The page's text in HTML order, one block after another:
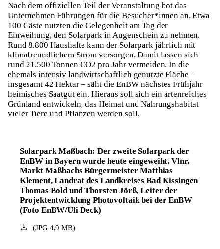
Nach dem offiziellen Teil der Veranstaltung bot das
Unternehmen Führungen für die Besucher*innen an. Etwa
100 Gäste nutzten die Gelegenheit am Tag der
Einweihung, den Solarpark in Augenschein zu nehmen.
Rund 8.800 Haushalte kann der Solarpark jährlich mit
klimafreundlichem Strom versorgen. Damit lassen sich
rund 21.500 Tonnen CO2 pro Jahr vermeiden. In die
ehemals intensiv landwirtschaftlich genutzte Fläche –
insgesamt 42 Hektar – säht die EnBW nächstes Frühjahr
heimisches Saatgut ein. Hieraus soll sich ein artenreiches
Grünland entwickeln, das Heimat und Nahrungshabitat
vieler Tiere und Pflanzen werden soll.
Solarpark Maßbach: Der zweite Solarpark der
EnBW in Bayern wurde heute eingeweiht. Vlnr.
Markt Maßbachs Bürgermeister Matthias
Klement, Landrat des Landkreises Bad Kissingen
Thomas Bold und Thorsten Jörß, Leiter der
Projektentwicklung Photovoltaik bei der EnBW
(Foto EnBW/Uli Deck)
(JPG4,9 MB)